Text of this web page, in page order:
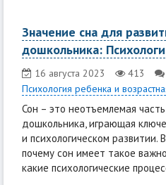
Значение сна для
дошкольника:
16 августа 2023 413
Психология ребенка и
Сон – это неотъемлемая
дошкольника, играющая
и психологическом развитии.
почему сон имеет такое
какие психологические